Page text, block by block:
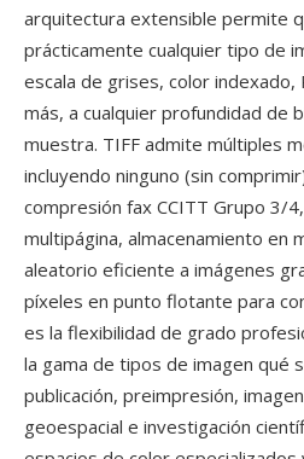
arquitectura extensible permite
prácticamente cualquier tipo de
escala de grises, color indexado,
más, a cualquier profundidad de
muestra. TIFF admite múltiples
incluyendo ninguno (sin
compresión fax CCITT Grupo 3/
multipágina, almacenamiento en
aleatorio eficiente a imágenes
píxeles en punto flotante para
es la flexibilidad de grado
la gama de tipos de imagen qué
publicación, preimpresión,
geoespacial e investigación